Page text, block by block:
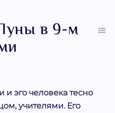
в 9-м
и эго человека тесно
учителями. Его